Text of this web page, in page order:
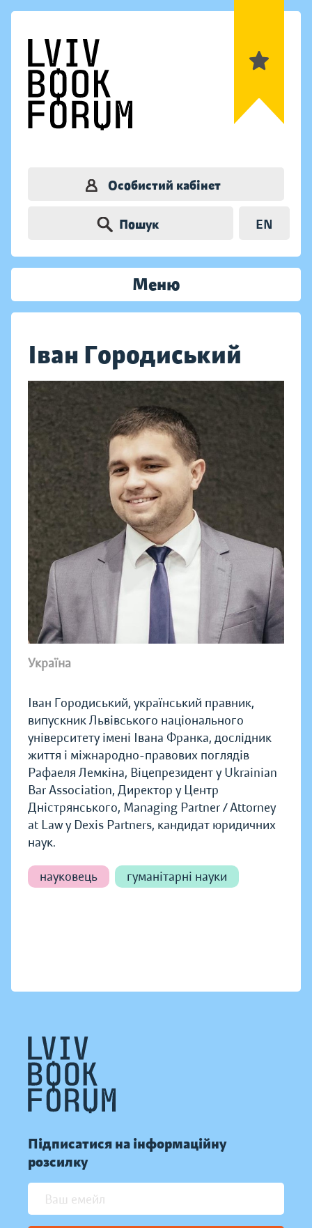
Особистий кабінет
Пошук EN
Меню
Іван Городиський
Україна
Іван Городиський, український правник,
випускник Львівського національного
університету імені Івана Франка, дослідник
життя і міжнародно-правових поглядів
Рафаеля Лемкіна, Віцепрезидент у Ukrainian
Bar Association, Директор у Центр
Дністрянського, Managing Partner / Attorney
at Law у Dexis Partners, кандидат юридичних
наук.
науковець гуманітарні науки
Підписатися на інформаційну
розсилку